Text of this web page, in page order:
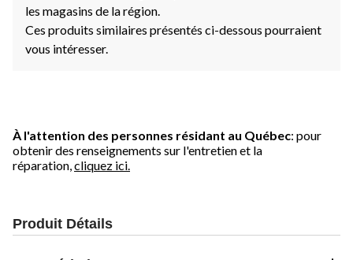
les magasins de la région.
Ces produits similaires présentés ci-dessous pourraient
vous intéresser.
À l'attention des personnes résidant au Québec: pour
obtenir des renseignements sur l'entretien et la
réparation, cliquez ici.
Produit Détails